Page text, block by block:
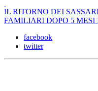
IL RITORNO DEI
FAMILIARI DOPO 5
facebook
twitter